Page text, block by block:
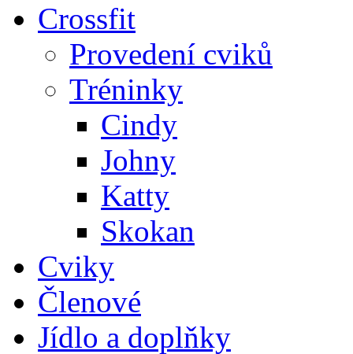
Crossfit
Provedení cviků
Tréninky
Cindy
Johny
Katty
Skokan
Cviky
Členové
Jídlo a doplňky